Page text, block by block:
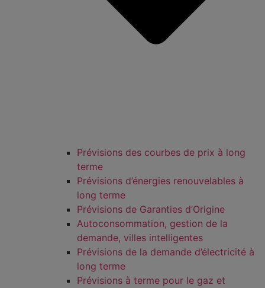
Prévisions des courbes de prix à long
terme
Prévisions d’énergies renouvelables à
long terme
Prévisions de Garanties d’Origine
Autoconsommation, gestion de la
demande, villes intelligentes
Prévisions de la demande d’électricité à
long terme
Prévisions à terme pour le gaz et